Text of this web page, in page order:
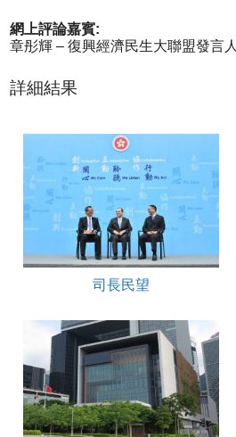
網上評論嘉賓:
章彤輝 – 復興經濟民生大聯盟發言人
詳細結果
司長民望